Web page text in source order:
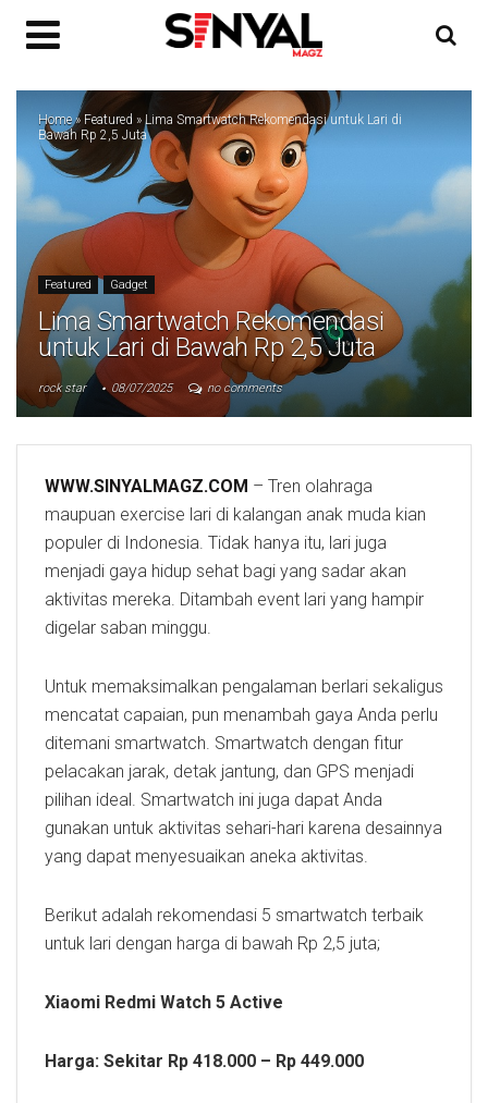
Home» Featured » Lima Smartwatch Rekomendasi untuk Lari di
Bawah Rp 2,5 Juta
Featured Gadget
Lima Smartwatch Rekomendasi
untuk Lari di Bawah Rp 2,5 Juta
rock star 08/07/2025 no comments
WWW.SINYALMAGZ.COM – Tren olahraga
maupuan exercise lari di kalangan anak muda kian
populer di Indonesia. Tidak hanya itu, lari juga
menjadi gaya hidup sehat bagi yang sadar akan
aktivitas mereka. Ditambah event lari yang hampir
digelar saban minggu.
Untuk memaksimalkan pengalaman berlari sekaligus
mencatat capaian, pun menambah gaya Anda perlu
ditemani smartwatch. Smartwatch dengan fitur
pelacakan jarak, detak jantung, dan GPS menjadi
pilihan ideal. Smartwatch ini juga dapat Anda
gunakan untuk aktivitas sehari-hari karena desainnya
yang dapat menyesuaikan aneka aktivitas.
Berikut adalah rekomendasi 5 smartwatch terbaik
untuk lari dengan harga di bawah Rp 2,5 juta;
Xiaomi Redmi Watch 5 Active
Harga: Sekitar Rp 418.000 – Rp 449.000